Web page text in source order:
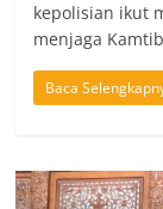
kepolisian ikut
menjaga
Baca